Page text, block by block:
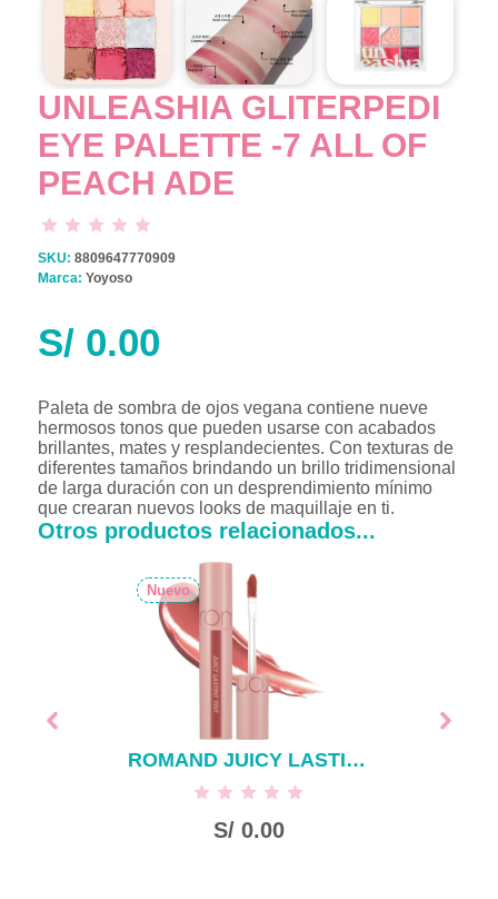
UNLEASHIA GLITERPEDI
EYE PALETTE -7 ALL OF
PEACH ADE
SKU: 8809647770909
Marca: Yoyoso
S/0.00
Paleta de sombra de ojos vegana contiene nueve
hermosos tonos que pueden usarse con acabados
brillantes, mates y resplandecientes. Con texturas de
diferentes tamaños brindando un brillo tridimensional
de larga duración con un desprendimiento mínimo
que crearan nuevos looks de maquillaje en ti.
Otros productos relacionados...
Nuevo
ROMAND JUICY LASTING TINT NUCADAMIA #23
S/0.00